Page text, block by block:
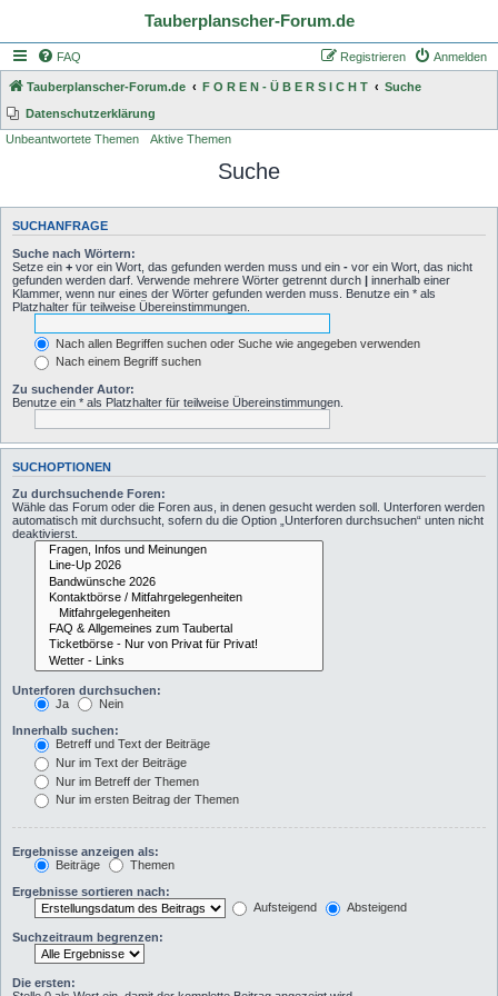
Tauberplanscher-Forum.de
FAQ Anmelden
Registrieren
Tauberplanscher-Forum.de F O R E N - Ü B E R S I C H T
Suche
Datenschutzerklärung
Unbeantwortete Themen
Aktive Themen
Suche
SUCHANFRAGE
Suche nach Wörtern:
Setze ein + vor ein Wort, das gefunden werden muss und ein - vor ein Wort, das nicht
gefunden werden darf. Verwende mehrere Wörter getrennt durch | innerhalb einer
Klammer, wenn nur eines der Wörter gefunden werden muss. Benutze ein * als
Platzhalter für teilweise Übereinstimmungen.
Nach allen Begriffen suchen oder Suche wie angegeben verwenden
Nach einem Begriff suchen
Zu suchender Autor:
Benutze ein * als Platzhalter für teilweise Übereinstimmungen.
SUCHOPTIONEN
Zu durchsuchende Foren:
Wähle das Forum oder die Foren aus, in denen gesucht werden soll. Unterforen werden
automatisch mit durchsucht, sofern du die Option „Unterforen durchsuchen“ unten nicht
deaktivierst.
Unterforen durchsuchen:
Ja
Nein
Innerhalb suchen:
Betreff und Text der Beiträge
Nur im Text der Beiträge
Nur im Betreff der Themen
Nur im ersten Beitrag der Themen
Ergebnisse anzeigen als:
Beiträge
Themen
Ergebnisse sortieren nach:
Aufsteigend
Absteigend
Suchzeitraum begrenzen:
Die ersten: